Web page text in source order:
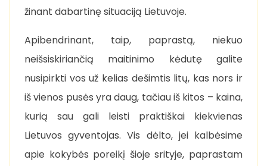
žinant dabartinę situaciją Lietuvoje.
Apibendrinant, taip, paprastą, niekuo
neišsiskiriančią maitinimo kėdutę galite
nusipirkti vos už kelias dešimtis litų, kas nors ir
iš vienos pusės yra daug, tačiau iš kitos – kaina,
kurią sau gali leisti praktiškai kiekvienas
Lietuvos gyventojas. Vis dėlto, jei kalbėsime
apie kokybės poreikį šioje srityje, paprastam